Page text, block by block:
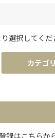
選択してくだ
カテゴ
録はこちら